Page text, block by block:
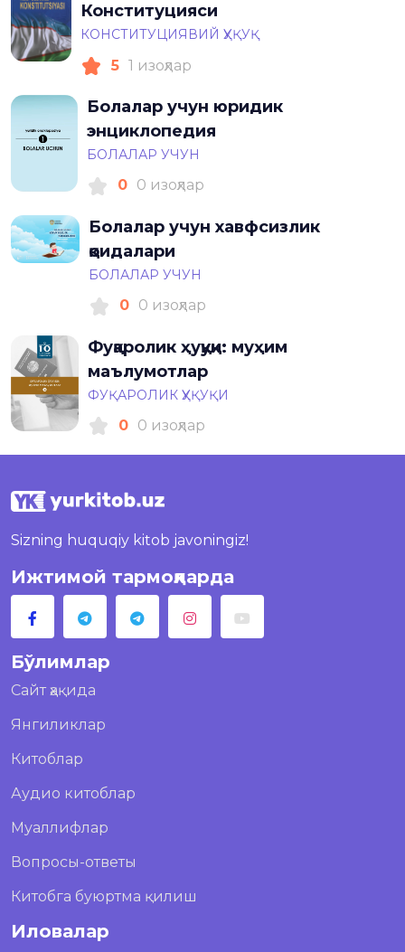
Конституцияси
КОНСТИТУЦИЯВИЙ ҲУҚУҚ
5 1 изоҳлар
Болалар учун юридик
энциклопедия
БОЛАЛАР УЧУН
0 0 изоҳлар
Болалар учун хавфсизлик
қоидалари
БОЛАЛАР УЧУН
0 0 изоҳлар
Фуқаролик ҳуқуқи: муҳим
маълумотлар
ФУҚАРОЛИК ҲУҚУҚИ
0 0 изоҳлар
Sizning huquqiy kitob javoningiz!
Ижтимой тармоқларда
Бўлимлар
Сайт ҳақида
Янгиликлар
Китоблар
Аудио китоблар
Муаллифлар
Вопросы-ответы
Китобга буюртма қилиш
Иловалар